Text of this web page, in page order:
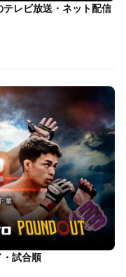
レビ放送・ネット配信
試合順